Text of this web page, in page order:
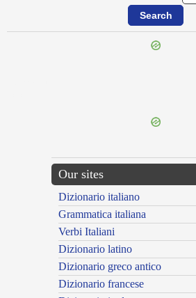
Our sites
Dizionario italiano
Grammatica italiana
Verbi Italiani
Dizionario latino
Dizionario greco antico
Dizionario francese